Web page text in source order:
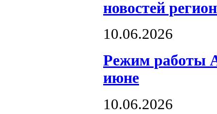
новостей
10.06.2026
Режим работы
июне
10.06.2026